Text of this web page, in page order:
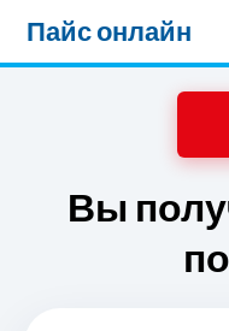
Пайс онлайн
Вы